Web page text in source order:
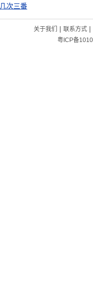
几次三番
关于我们 | 联系方式|
粤ICP备